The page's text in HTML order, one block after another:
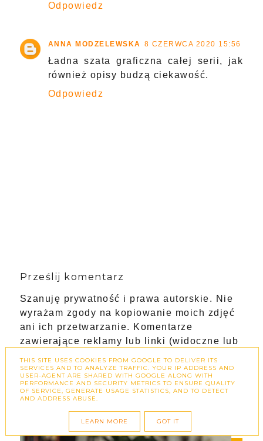
Odpowiedz
ANNA MODZELEWSKA 8 CZERWCA 2020 15:56
Ładna szata graficzna całej serii, jak
również opisy budzą ciekawość.
Odpowiedz
Prześlij komentarz
Szanuję prywatność i prawa autorskie. Nie
wyrażam zgody na kopiowanie moich zdjęć
ani ich przetwarzanie. Komentarze
zawierające reklamy lub linki (widoczne lub
Dziękuję za zrozumienie!
THIS SITE USES COOKIES FROM GOOGLE TO DELIVER ITS
SERVICES AND TO ANALYZE TRAFFIC. YOUR IP ADDRESS AND
USER-AGENT ARE SHARED WITH GOOGLE ALONG WITH
PERFORMANCE AND SECURITY METRICS TO ENSURE QUALITY
OF SERVICE, GENERATE USAGE STATISTICS, AND TO DETECT
AND ADDRESS ABUSE.
LEARN MORE GOT IT